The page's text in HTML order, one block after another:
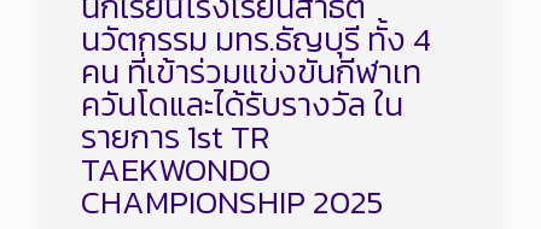
นวัตกรรม มทร.ธัญบุรี ทั้ง 4
คน ที่เข้าร่วมแข่งขันกีฬาเท
ควันโดและได้รับรางวัล ใน
รายการ 1st​ TR​
TAEKWONDO​
CHAMPIONSHIP 2025